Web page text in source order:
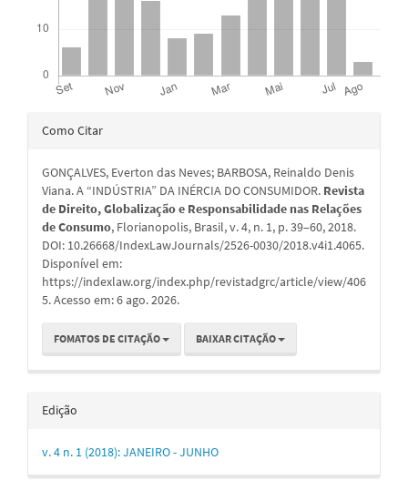
Detalhes
artigo
Como Citar
GONÇALVES, Everton das Neves; BARBOSA, Reinaldo Denis
Viana. A “INDÚSTRIA” DA INÉRCIA DO CONSUMIDOR. Revista
de Direito, Globalização e Responsabilidade nas Relações
de Consumo, Florianopolis, Brasil, v. 4, n. 1, p. 39–60, 2018.
DOI: 10.26668/IndexLawJournals/2526-0030/2018.v4i1.4065.
Disponível em:
https://indexlaw.org/index.php/revistadgrc/article/view/406
5. Acesso em: 6 ago. 2026.
FOMATOS DE CITAÇÃO BAIXAR CITAÇÃO
Edição
v. 4 n. 1 (2018): JANEIRO - JUNHO